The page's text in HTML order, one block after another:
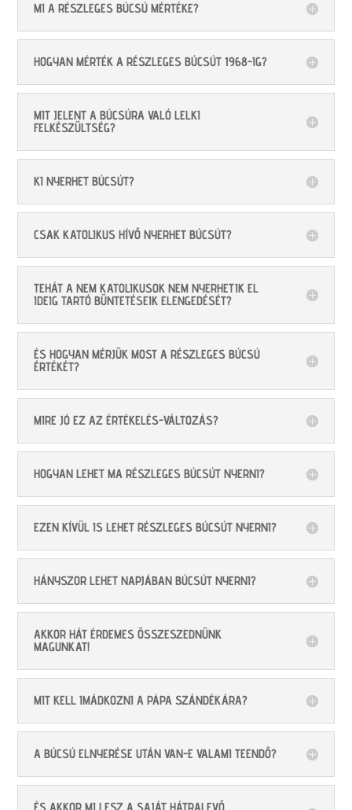
MI A RÉSZLEGES BÚCSÚ MÉRTÉKE?
HOGYAN MÉRTÉK A RÉSZLEGES BÚCSÚT 1968-IG?
MIT JELENT A BÚCSÚRA VALÓ LELKI
FELKÉSZÜLTSÉG?
KI NYERHET BÚCSÚT?
CSAK KATOLIKUS HÍVŐ NYERHET BÚCSÚT?
TEHÁT A NEM KATOLIKUSOK NEM NYERHETIK EL
IDEIG TARTÓ BÜNTETÉSEIK ELENGEDÉSÉT?
ÉS HOGYAN MÉRJÜK MOST A RÉSZLEGES BÚCSÚ
ÉRTÉKÉT?
MIRE JÓ EZ AZ ÉRTÉKELÉS-VÁLTOZÁS?
HOGYAN LEHET MA RÉSZLEGES BÚCSÚT NYERNI?
EZEN KÍVÜL IS LEHET RÉSZLEGES BÚCSÚT NYERNI?
HÁNYSZOR LEHET NAPJÁBAN BÚCSÚT NYERNI?
AKKOR HÁT ÉRDEMES ÖSSZESZEDNÜNK
MAGUNKAT!
MIT KELL IMÁDKOZNI A PÁPA SZÁNDÉKÁRA?
A BÚCSÚ ELNYERÉSE UTÁN VAN-E VALAMI TEENDŐ?